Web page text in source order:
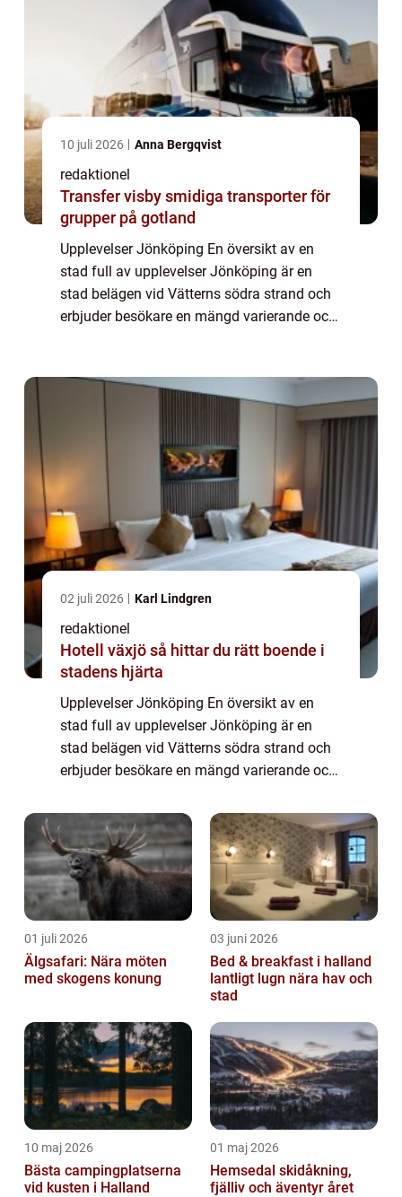
10 juli 2026 Anna Bergqvist
redaktionel
Transfer visby smidiga transporter för
grupper på gotland
Upplevelser Jönköping En översikt av en
stad full av upplevelser Jönköping är en
stad belägen vid Vätterns södra strand och
erbjuder besökare en mängd varierande och
och spänna...
02 juli 2026 Karl Lindgren
redaktionel
Hotell växjö så hittar du rätt boende i
stadens hjärta
Upplevelser Jönköping En översikt av en
stad full av upplevelser Jönköping är en
stad belägen vid Vätterns södra strand och
erbjuder besökare en mängd varierande och
natursköna omgivning, historiska platser
och spänna...
01 juli 2026
Älgsafari: Nära möten
med skogens konung
03 juni 2026
Bed & breakfast i halland
lantligt lugn nära hav och
stad
10 maj 2026
Bästa campingplatserna
vid kusten i Halland
01 maj 2026
Hemsedal skidåkning,
fjälliv och äventyr året